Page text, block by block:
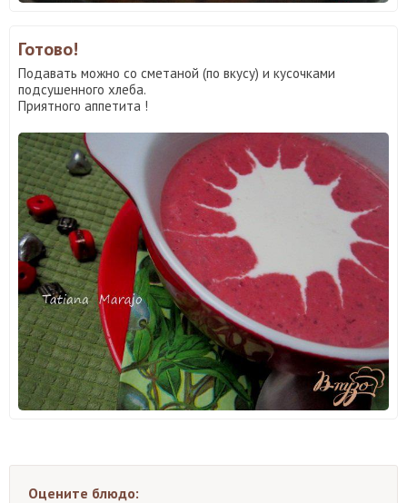
Готово!
Подавать можно со сметаной (по вкусу) и кусочками
подсушенного хлеба.
Приятного аппетита !
Оцените блюдо: